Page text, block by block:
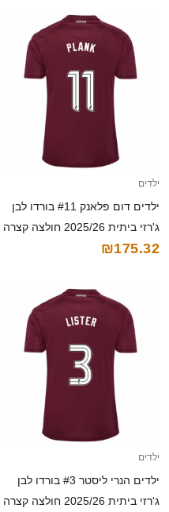
ילדים
ילדים דום פלאנק #11 בורדו לבן
ג'רזי ביתית 2025/26 חולצה קצרה
₪175.32
ילדים
ילדים הנרי ליסטר #3 בורדו לבן
ג'רזי ביתית 2025/26 חולצה קצרה